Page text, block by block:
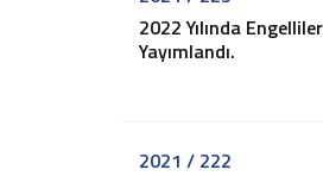
2022 Yılında
Yayımlandı.
2021 / 222